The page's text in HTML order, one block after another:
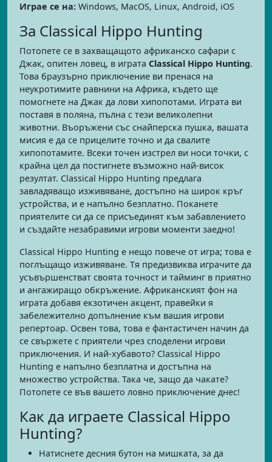
Играе се на: Windows, MacOS, Linux, Android, iOS
За Classical Hippo Hunting
Потопете се в захващащото африканско сафари с
Джак, опитен ловец, в играта Classical Hippo Hunting.
Това браузърно приключение ви пренася на
неукротимите равнини на Африка, където ще
помогнете на Джак да лови хипопотами. Играта ви
поставя в поляна, пълна с тези великолепни
животни. Въоръжени със снайперска пушка, вашата
мисия е да се прицелите точно и да свалите
хипопотамите. Всеки точен изстрел ви носи точки, с
крайна цел да постигнете възможно най-висок
резултат. Classical Hippo Hunting предлага
завладяващо изживяване, достъпно на широк кръг
устройства, и е напълно безплатно. Поканете
приятелите си да се присъединят към забавлението
и създайте незабравими игрови моменти заедно!
Classical Hippo Hunting е нещо повече от игра; това е
поглъщащо изживяване. Тя предизвиква играчите да
усъвършенстват своята точност и тайминг в приятно
и ангажиращо обкръжение. Африканският фон на
играта добавя екзотичен акцент, правейки я
забележително допълнение към вашия игрови
репертоар. Освен това, това е фантастичен начин да
се свържете с приятели чрез споделени игрови
приключения. И най-хубавото? Classical Hippo
Hunting е напълно безплатна и достъпна на
множество устройства. Така че, защо да чакате?
Потопете се във вашето ловно приключение днес!
Как да играете Classical Hippo
Hunting?
Натиснете десния бутон на мишката, за да